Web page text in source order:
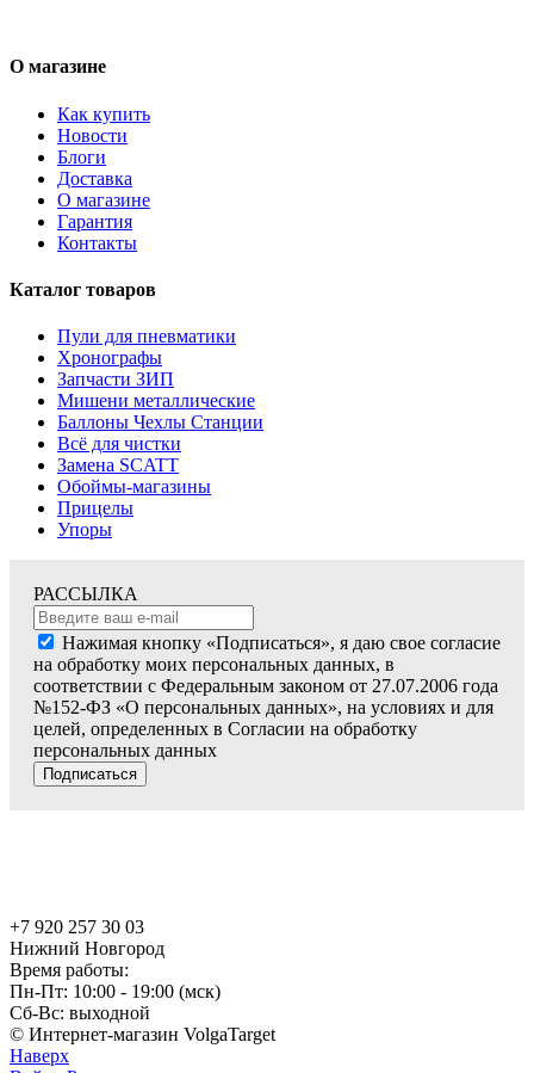
О магазине
Как купить
Новости
Блоги
Доставка
О магазине
Гарантия
Контакты
Каталог товаров
Пули для пневматики
Хронографы
Запчасти ЗИП
Мишени металлические
Баллоны Чехлы Станции
Всё для чистки
Замена SCATT
Обоймы-магазины
Прицелы
Упоры
РАССЫЛКА
Нажимая кнопку «Подписаться», я даю свое согласие
на обработку моих персональных данных, в
соответствии с Федеральным законом от 27.07.2006 года
№152-ФЗ «О персональных данных», на условиях и для
целей, определенных в Согласии на обработку
персональных данных
Подписаться
+7 920 257 30 03
Нижний Новгород
Время работы:
Пн-Пт: 10:00 - 19:00 (мск)
Сб-Вс: выходной
© Интернет-магазин VolgaTarget
Наверх